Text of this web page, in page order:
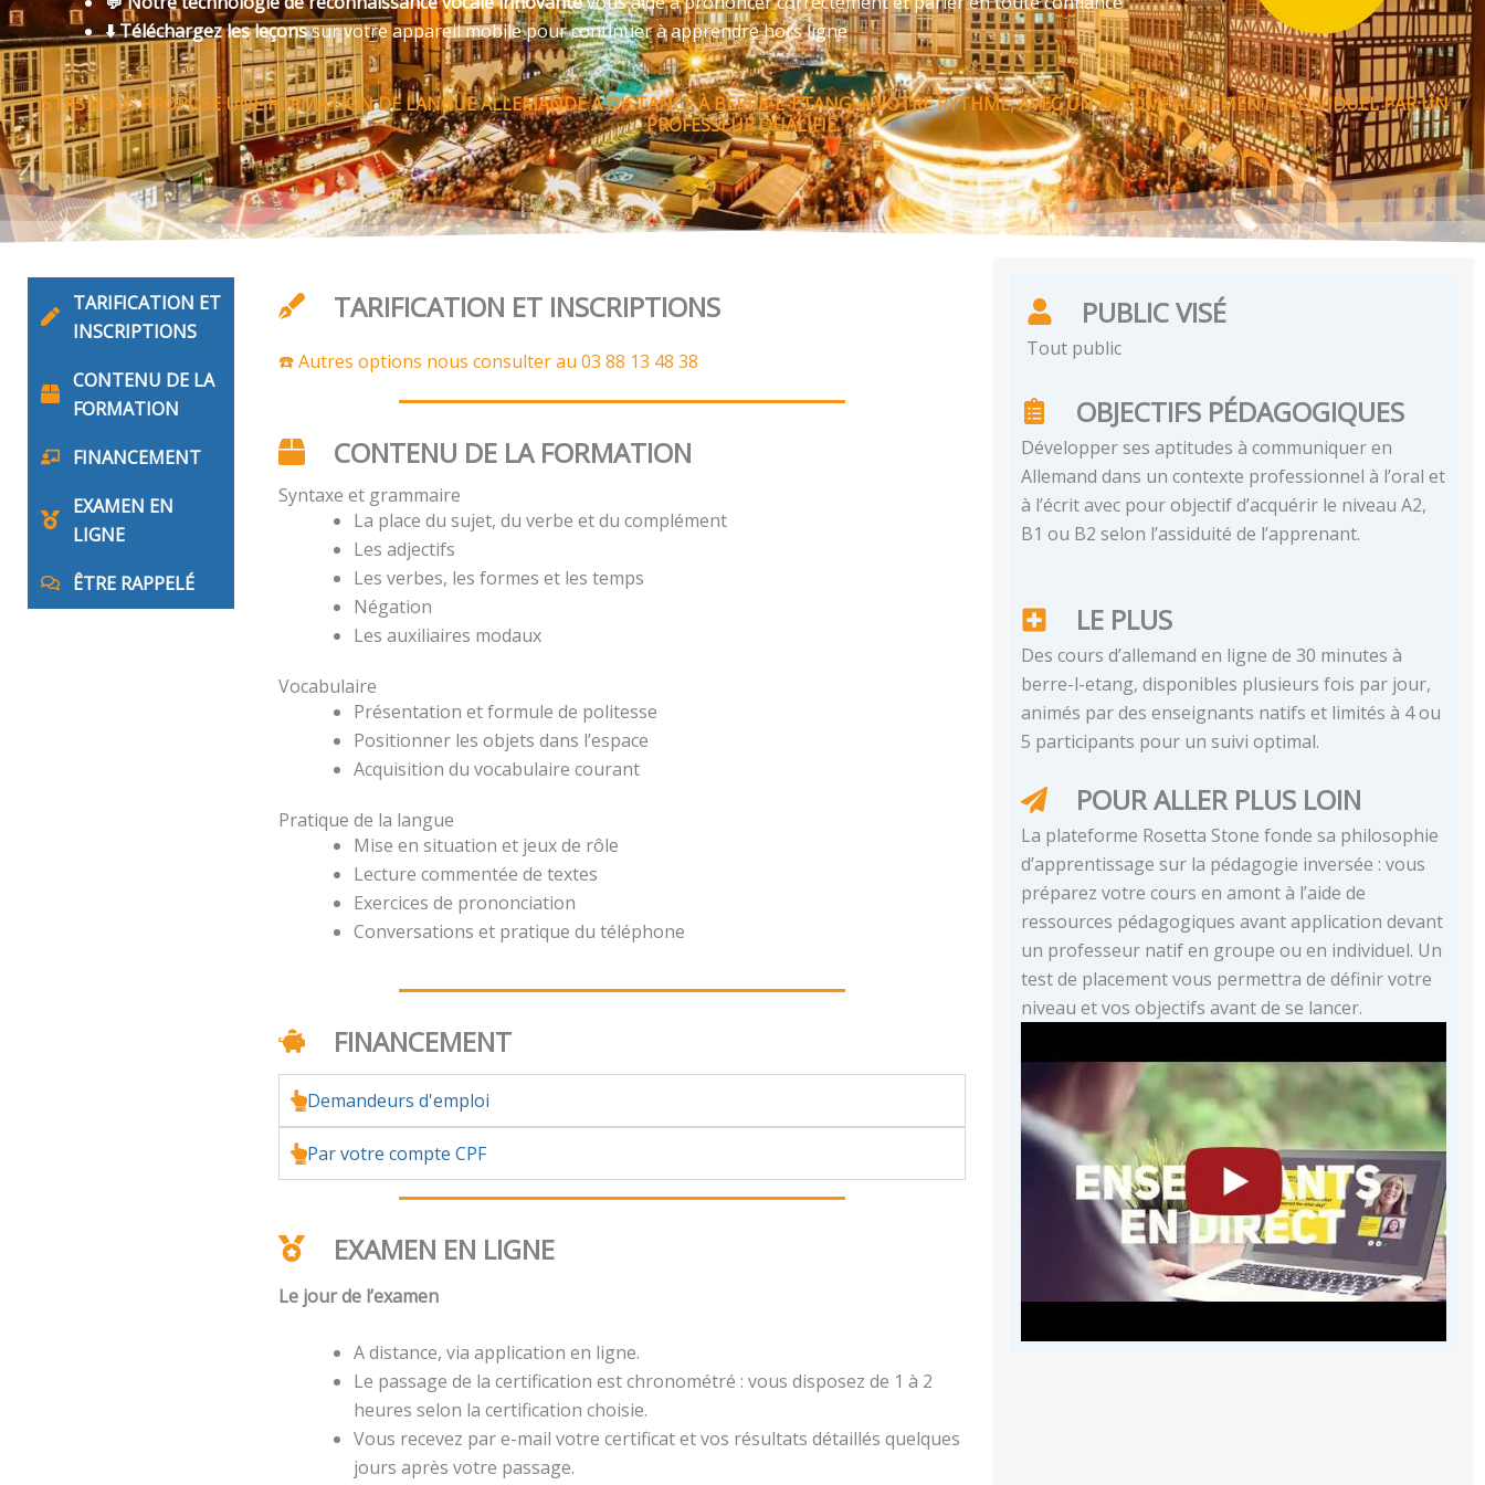
⬇️ Téléchargez les leçonssur votre appareil mobile pour continuer à apprendre hors ligne
ISTAS VOUS PROPOSE UNE FORMATION DE LANGUE ALLEMANDE À DISTANCE À BERRE-L-ETANG, À VOTRE RYTHME, AVEC UN ACCOMPAGNEMENT INDIVIDUEL PAR UN
PROFESSEUR QUALIFIÉ.
TARIFICATION ET
INSCRIPTIONS
CONTENU DE LA
FORMATION
FINANCEMENT
EXAMEN EN
LIGNE
ÊTRE RAPPELÉ
TARIFICATION ET INSCRIPTIONS
☎️ Autres options nous consulter au 03 88 13 48 38
CONTENU DE LA FORMATION
Syntaxe et grammaire
La place du sujet, du verbe et du complément
Les adjectifs
Les verbes, les formes et les temps
Négation
Les auxiliaires modaux
Vocabulaire
Présentation et formule de politesse
Positionner les objets dans l’espace
Acquisition du vocabulaire courant
Pratique de la langue
Mise en situation et jeux de rôle
Lecture commentée de textes
Exercices de prononciation
Conversations et pratique du téléphone
FINANCEMENT
Demandeurs d'emploi
Par votre compte CPF
EXAMEN EN LIGNE
Le jour de l’examen
A distance, via application en ligne.
Le passage de la certification est chronométré : vous disposez de 1 à 2
heures selon la certification choisie.
Vous recevez par e-mail votre certificat et vos résultats détaillés quelques
jours après votre passage.
PUBLIC VISÉ
Tout public
OBJECTIFS PÉDAGOGIQUES
Développer ses aptitudes à communiquer en
Allemand dans un contexte professionnel à l’oral et
à l’écrit avec pour objectif d’acquérir le niveau A2,
B1 ou B2 selon l’assiduité de l’apprenant.
LE PLUS
Des cours d’allemand en ligne de 30 minutes à
berre-l-etang, disponibles plusieurs fois par jour,
animés par des enseignants natifs et limités à 4 ou
5 participants pour un suivi optimal.
POUR ALLER PLUS LOIN
La plateforme Rosetta Stone fonde sa philosophie
d’apprentissage sur la pédagogie inversée : vous
préparez votre cours en amont à l’aide de
ressources pédagogiques avant application devant
un professeur natif en groupe ou en individuel. Un
test de placement vous permettra de définir votre
niveau et vos objectifs avant de se lancer.